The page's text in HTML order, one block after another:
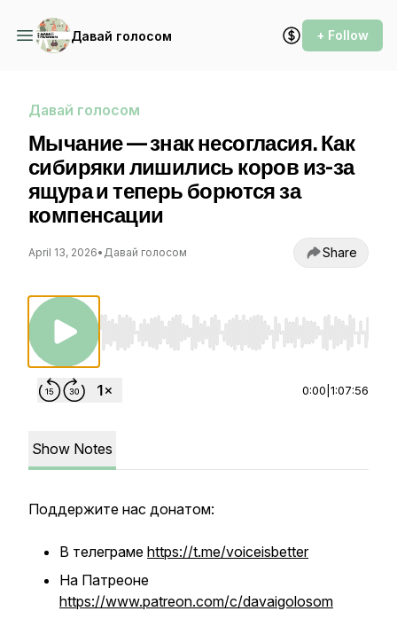
Давай голосом + Follow
Давай голосом
Мычание — знак несогласия. Как
сибиряки лишились коров из-за
ящура и теперь борются за
компенсации
April 13, 2026• Давай голосом Share
Use Left/Right to seek, Home/End to jump
0:00 1:07:56
Show Notes
Поддержите нас донатом:
В телеграме https://t.me/voiceisbetter
На Патреоне
https://www.patreon.com/c/davaigolosom